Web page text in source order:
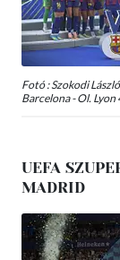
Fotó : Szokodi
Barcelona - Ol.
UEFA
MADRID